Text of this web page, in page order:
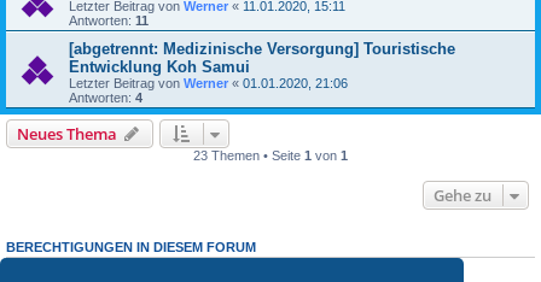
Letzter Beitrag von Werner « 11.01.2020, 15:11
Antworten: 11
[abgetrennt: Medizinische Versorgung] Touristische
Entwicklung Koh Samui
Letzter Beitrag von Werner « 01.01.2020, 21:06
Antworten: 4
Neues Thema
23 Themen • Seite 1 von 1
Gehe zu
BERECHTIGUNGEN IN DIESEM FORUM